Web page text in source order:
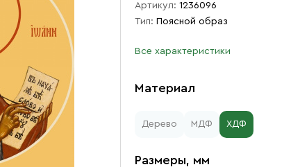
Артикул: 1236096
Тип: Поясной образ
Все характеристики
Материал
Дерево МДФ ХДФ
Размеры, мм